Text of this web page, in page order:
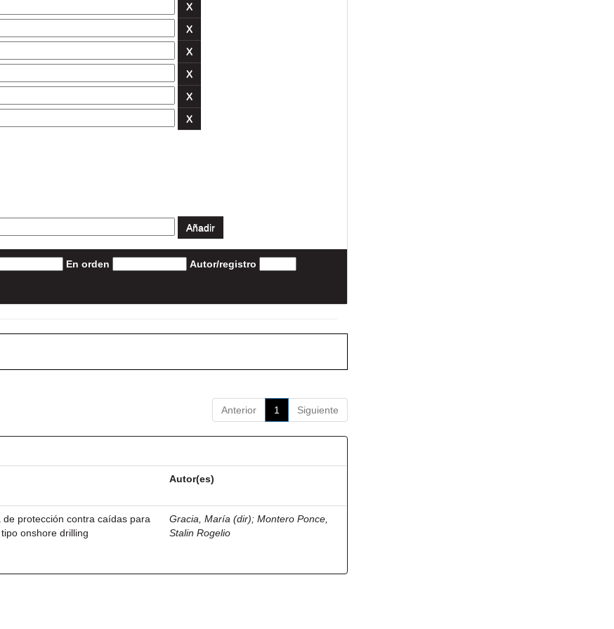
En orden Autor/registro
Anterior 1 Siguiente
Autor(es)
protección contra caídas para
onshore drilling
Gracia, María (dir);Montero Ponce,
Stalin Rogelio